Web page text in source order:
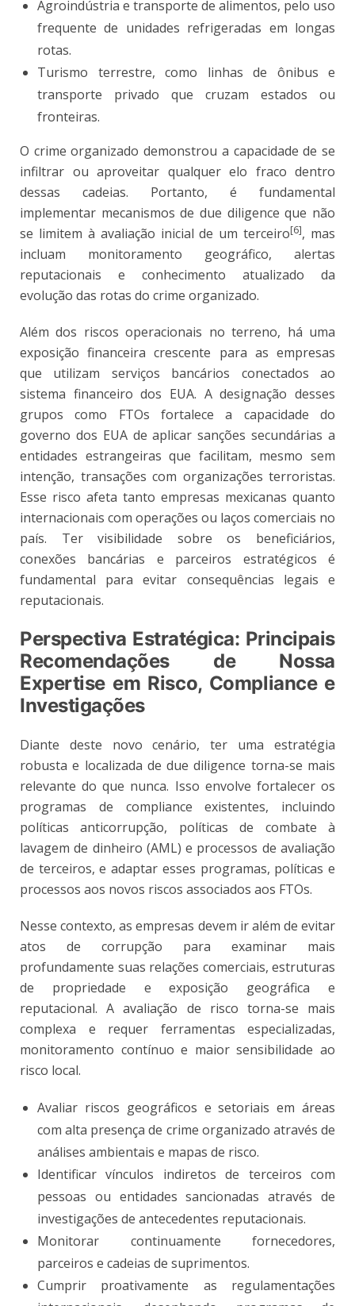
Agroindústria e transporte de alimentos, pelo uso
frequente de unidades refrigeradas em longas
rotas.
Turismo terrestre, como linhas de ônibus e
transporte privado que cruzam estados ou
fronteiras.
O crime organizado demonstrou a capacidade de se
infiltrar ou aproveitar qualquer elo fraco dentro
dessas cadeias. Portanto, é fundamental
implementar mecanismos de due diligence que não
se limitem à avaliação inicial de um terceiro[6], mas
incluam monitoramento geográfico, alertas
reputacionais e conhecimento atualizado da
evolução das rotas do crime organizado.
Além dos riscos operacionais no terreno, há uma
exposição financeira crescente para as empresas
que utilizam serviços bancários conectados ao
sistema financeiro dos EUA. A designação desses
grupos como FTOs fortalece a capacidade do
governo dos EUA de aplicar sanções secundárias a
entidades estrangeiras que facilitam, mesmo sem
intenção, transações com organizações terroristas.
Esse risco afeta tanto empresas mexicanas quanto
internacionais com operações ou laços comerciais no
país. Ter visibilidade sobre os beneficiários,
conexões bancárias e parceiros estratégicos é
fundamental para evitar consequências legais e
reputacionais.
Perspectiva Estratégica: Principais
Recomendações de Nossa
Expertise em Risco, Compliance e
Investigações
Diante deste novo cenário, ter uma estratégia
robusta e localizada de due diligence torna-se mais
relevante do que nunca. Isso envolve fortalecer os
programas de compliance existentes, incluindo
políticas anticorrupção, políticas de combate à
lavagem de dinheiro (AML) e processos de avaliação
de terceiros, e adaptar esses programas, políticas e
processos aos novos riscos associados aos FTOs.
Nesse contexto, as empresas devem ir além de evitar
atos de corrupção para examinar mais
profundamente suas relações comerciais, estruturas
de propriedade e exposição geográfica e
reputacional. A avaliação de risco torna-se mais
complexa e requer ferramentas especializadas,
monitoramento contínuo e maior sensibilidade ao
risco local.
Avaliar riscos geográficos e setoriais em áreas
com alta presença de crime organizado através de
análises ambientais e mapas de risco.
Identificar vínculos indiretos de terceiros com
pessoas ou entidades sancionadas através de
investigações de antecedentes reputacionais.
Monitorar continuamente fornecedores,
parceiros e cadeias de suprimentos.
Cumprir proativamente as regulamentações